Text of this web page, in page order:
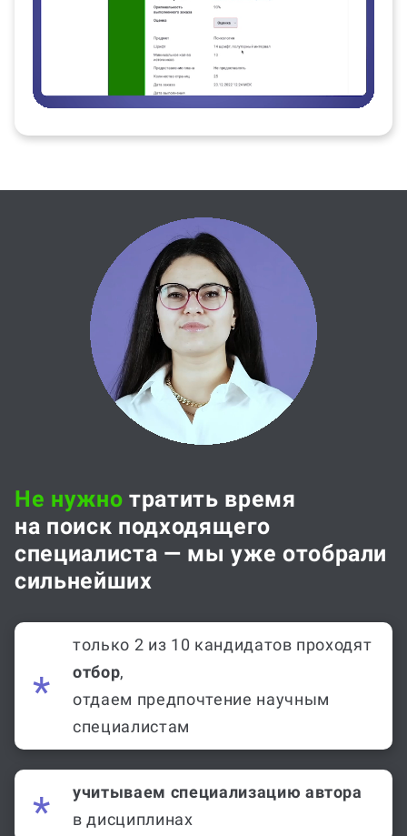
Не нужно тратить время
на поиск подходящего
специалиста — мы уже отобрали
сильнейших
только 2 из 10 кандидатов проходят
отбор,
отдаем предпочтение научным
специалистам
учитываем специализацию автора
в дисциплинах